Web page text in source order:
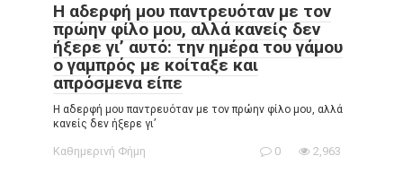
Η αδερφή μου παντρευόταν με τον
πρώην φίλο μου, αλλά κανείς δεν
ήξερε γι’ αυτό: την ημέρα του γάμου
ο γαμπρός με κοίταξε και
απρόσμενα είπε
Η αδερφή μου παντρευόταν με τον πρώην φίλο μου, αλλά
κανείς δεν ήξερε γι’
Καθημερινή Φήμη 0 2,963